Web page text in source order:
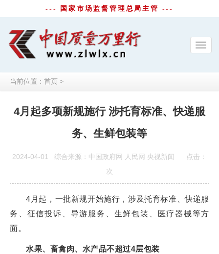
--- 国家市场监督管理总局主管 ---
当前位置： 首页 >
4月起多项新规施行 涉托育标准、快递服
务、生鲜包装等
2024-04-01 综合来源：中国政府网 人民网 央视新闻
点击：
次
4月起，一批新规开始施行，涉及托育标准、快递服
务、征信投诉、导游服务、生鲜包装、医疗器械等方
面。
水果、畜禽肉、水产品不超过4层包装